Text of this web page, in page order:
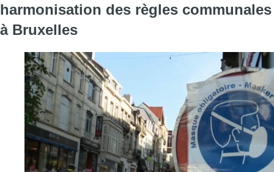
harmonisation des règles communales
à Bruxelles